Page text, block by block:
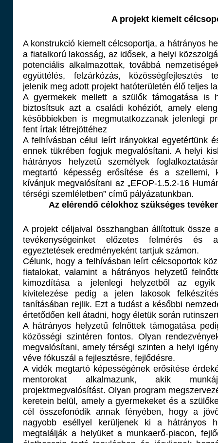
A projekt kiemelt
A konstrukció kiemelt célcsoportja, a hátrányos
a fiatalkorú lakosság, az idősek, a helyi
potenciális alkalmazottak, továbbá
együttélés, felzárkózás, közösségfejlesztés
jelenik meg adott projekt hatóterületén élő teljes
A gyermekek mellett a szülők támogatása is
biztosítsuk azt a családi kohéziót, amely
későbbiekben is megmutatkozzanak jelenlegi
fent írtak létrejöttéhez
A felhívásban célul leírt irányokkal egyetértünk
ennek tükrében fogjuk megvalósítani. A helyi
hátrányos helyzetű személyek
megtartó képesség erősítése és a szellemi,
kívánjuk megvalósítani az „EFOP-1.5.2-16
térségi szemléletben” című pályázatunkban.
Az elérendő célokhoz szükséges
A projekt céljaival összhangban állítottuk össze
tevékenységeinket előzetes felmérés és
egyeztetések eredményeként tartjuk számon.
Célunk, hogy a felhívásban leírt célcsoportok
fiatalokat, valamint a hátrányos helyzetű
kimozdítása a jelenlegi helyzetből az
kivitelezése pedig a jelen lakosok
tanításában rejlik. Ezt a tudást a későbbi
értetődően kell átadni, hogy életük során
A hátrányos helyzetű felnőttek támogatása
közösségi szintéren fontos. Olyan
megvalósítani, amely térségi szinten a helyi
véve fókuszál a fejlesztésre, fejlődésre.
A vidék megtartó képességének erősítése
mentorokat alkalmazunk, akik
projektmegvalósítást. Olyan program
keretein belül, amely a gyermekeket és a
cél összefonódik annak fényében, hogy a
nagyobb eséllyel kerüljenek ki a hátrányos
megtalálják a helyüket a munkaerő-piacon,